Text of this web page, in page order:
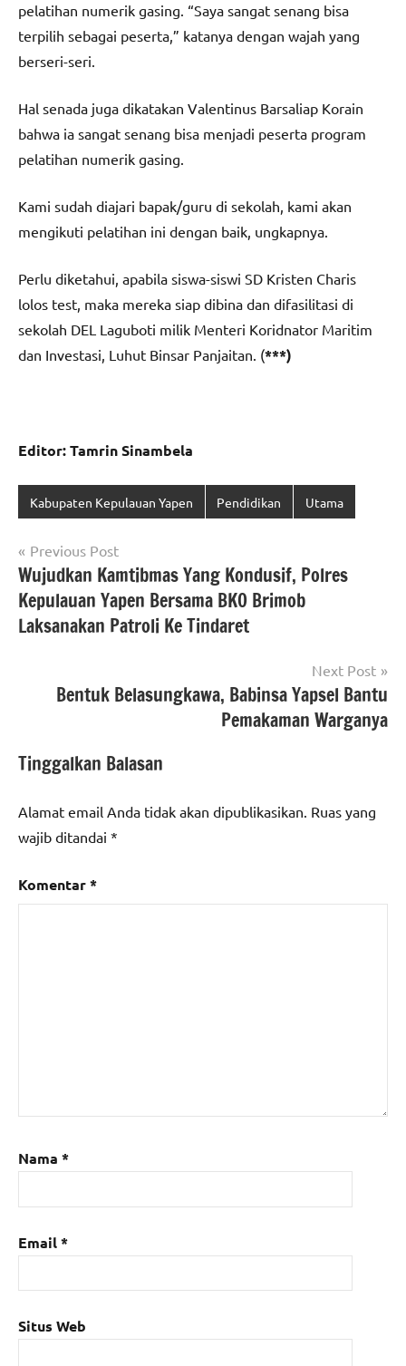
pelatihan numerik gasing. “Saya sangat senang bisa
terpilih sebagai peserta,” katanya dengan wajah yang
berseri-seri.
Hal senada juga dikatakan Valentinus Barsaliap Korain
bahwa ia sangat senang bisa menjadi peserta program
pelatihan numerik gasing.
Kami sudah diajari bapak/guru di sekolah, kami akan
mengikuti pelatihan ini dengan baik, ungkapnya.
Perlu diketahui, apabila siswa-siswi SD Kristen Charis
lolos test, maka mereka siap dibina dan difasilitasi di
sekolah DEL Laguboti milik Menteri Koridnator Maritim
dan Investasi, Luhut Binsar Panjaitan. (***)
Editor: Tamrin Sinambela
Kabupaten Kepulauan Yapen Pendidikan Utama
Navigasi
pos
Previous Post
Wujudkan Kamtibmas Yang Kondusif, Polres
Kepulauan Yapen Bersama BKO Brimob
Laksanakan Patroli Ke Tindaret
Next Post
Bentuk Belasungkawa, Babinsa Yapsel Bantu
Pemakaman Warganya
Tinggalkan Balasan
Alamat email Anda tidak akan dipublikasikan. Ruas yang
wajib ditandai *
Komentar*
Nama *
Email*
Situs Web